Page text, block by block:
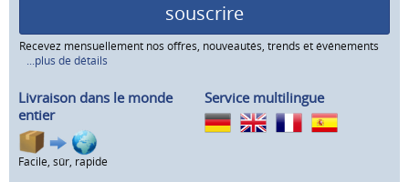
souscrire
Recevez mensuellement nos offres, nouveautés, trends et événements
...plus de détails
Livraison dans le monde
entier
Facile, sûr, rapide
Service multilingue